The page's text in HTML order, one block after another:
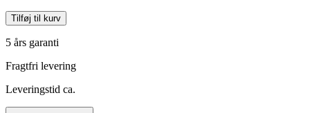
Tilføj til kurv
5 års garanti
Fragtfri levering
Leveringstid ca.